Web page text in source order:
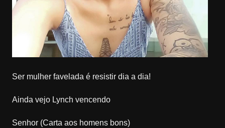
Ser mulher favelada é resistir dia a dia!
Ainda vejo Lynch vencendo
Senhor (Carta aos homens bons)